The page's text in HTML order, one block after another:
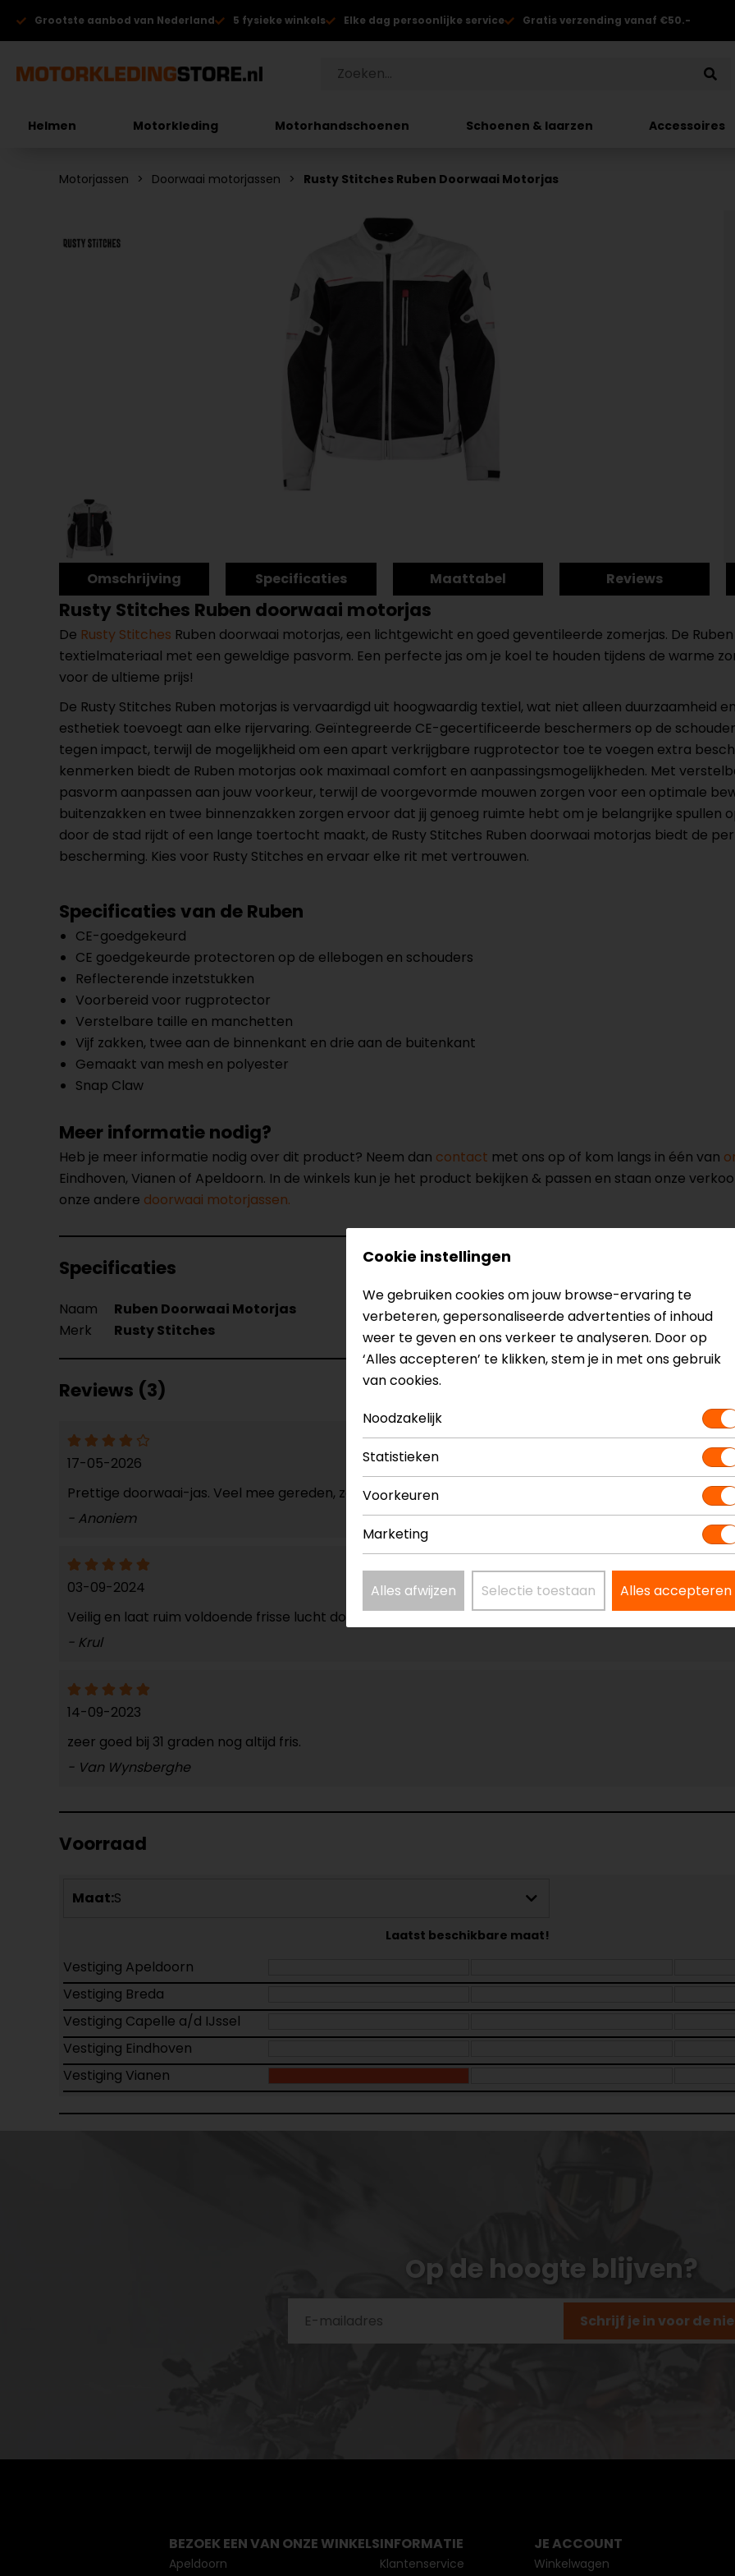
Grootste aanbod van Nederland 5 fysieke winkels Elke dag persoonlijke service Gratis verzending vanaf €50.-
Helmen Motorkleding Motorhandschoenen Schoenen & laarzen Accessoires
Motorjassen Doorwaai motorjassen Rusty Stitches Ruben Doorwaai Motorjas
Omschrijving Specificaties Maattabel Reviews
Rusty Stitches Ruben doorwaai motorjas
De Rusty Stitches Ruben doorwaai motorjas, een lichtgewicht en goed geventileerde zomerjas. De
textielmateriaal met een geweldige pasvorm. Een perfecte jas om je koel te houden tijdens de warme
voor de ultieme prijs!
De Rusty Stitches Ruben motorjas is vervaardigd uit hoogwaardig textiel, wat niet alleen duurzaamheid
esthetiek toevoegt aan elke rijervaring. Geïntegreerde CE-gecertificeerde beschermers op de
tegen impact, terwijl de mogelijkheid om een apart verkrijgbare rugprotector toe te voegen extra
kenmerken biedt de Ruben motorjas ook maximaal comfort en aanpassingsmogelijkheden. Met
pasvorm aanpassen aan jouw voorkeur, terwijl de voorgevormde mouwen zorgen voor een optimale
buitenzakken en twee binnenzakken zorgen ervoor dat jij genoeg ruimte hebt om je belangrijke spullen
door de stad rijdt of een lange toertocht maakt, de Rusty Stitches Ruben doorwaai motorjas biedt de
bescherming. Kies voor Rusty Stitches en ervaar elke rit met vertrouwen.
Specificaties van de Ruben
CE-goedgekeurd
CE goedgekeurde protectoren op de ellebogen en schouders
Reflecterende inzetstukken
Voorbereid voor rugprotector
Verstelbare taille en manchetten
Vijf zakken, twee aan de binnenkant en drie aan de buitenkant
Gemaakt van mesh en polyester
Snap Claw
Meer informatie nodig?
Heb je meer informatie nodig over dit product? Neem dan contact met ons op of kom langs in één van
Eindhoven, Vianen of Apeldoorn. In de winkels kun je het product bekijken & passen en staan onze
onze andere doorwaai motorjassen.
Specificaties
Naam Ruben Doorwaai Motorjas Model
68375
Merk
Rusty Stitches Kleur Grijs
Reviews (3)
17-05-2026
Prettige doorwaai-jas. Veel mee gereden, zowel op motor als op motorscooter. Blij dat ik hem heb
- Anoniem
03-09-2024
Veilig en laat ruim voldoende frisse lucht door
- Krul
14-09-2023
zeer goed bij 31 graden nog altijd fris.
- Van Wynsberghe
Voorraad
Maat:S
Laatst beschikbare maat!
Vestiging Apeldoorn
Vestiging Breda
Vestiging Capelle a/d IJssel
Vestiging Eindhoven
Vestiging Vianen
Op de hoogte blijven?
Schrijf je in voor de
Cookie instellingen
We gebruiken cookies om jouw browse-ervaring te
verbeteren, gepersonaliseerde advertenties of inhoud
weer te geven en ons verkeer te analyseren. Door op
‘Alles accepteren’ te klikken, stem je in met ons gebruik
van cookies.
Noodzakelijk
Statistieken
Voorkeuren
Marketing
Alles afwijzen Selectie toestaan Alles accepteren
BEZOEK EEN VAN ONZE WINKELS
Apeldoorn
INFORMATIE
Klantenservice
JE ACCOUNT
Winkelwagen